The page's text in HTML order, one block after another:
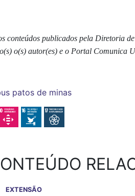
conteúdos publicados pela Diretoria
o(s) autor(es) e o Portal Comunica
patos de minas
EXTENSÃO